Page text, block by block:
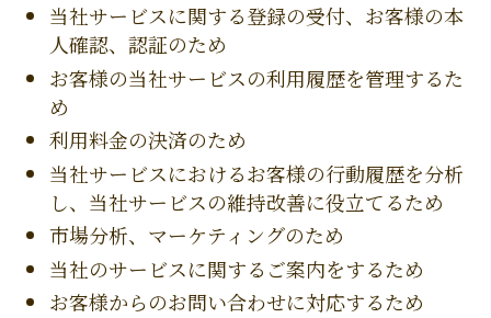
当社サービスに関する登録の受付、お客様の本
人確認、認証のため
お客様の当社サービスの利用履歴を管理するた
め
利用料金の決済のため
当社サービスにおけるお客様の行動履歴を分析
し、当社サービスの維持改善に役立てるため
市場分析、マーケティングのため
当社のサービスに関するご案内をするため
お客様からのお問い合わせに対応するため